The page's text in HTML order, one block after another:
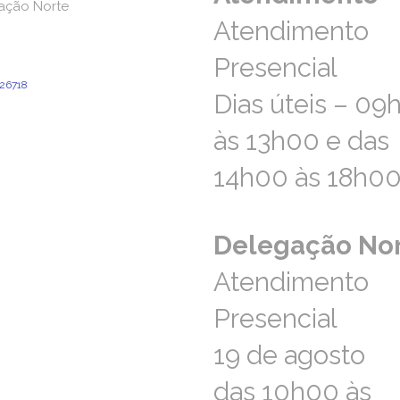
Norte
Norte
Atendimento
Presencial
Dias úteis –
às 13h00 e das
14h00 às 18h00
Atendimento
Presencial
Dias úteis –
às 13h00 e das
14h00 às 18h00
Delegação
Atendimento
Presencial
19 de agosto
das 10h00 às
Delegação
Atendimento
Presencial
19 de agosto
das 10h00 às